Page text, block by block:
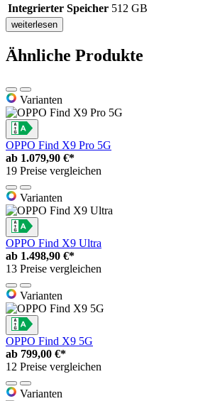
Integrierter Speicher 512 GB
weiterlesen
Ähnliche Produkte
Varianten
OPPO Find X9 Pro 5G
ab 1.079,90 €*
19 Preise vergleichen
Varianten
OPPO Find X9 Ultra
ab 1.498,90 €*
13 Preise vergleichen
Varianten
OPPO Find X9 5G
ab 799,00 €*
12 Preise vergleichen
Varianten